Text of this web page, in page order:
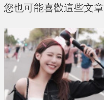
您也可能喜歡這些文章